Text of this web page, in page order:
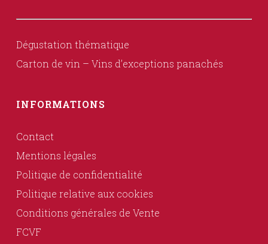
Dégustation thématique
Carton de vin – Vins d’exceptions panachés
INFORMATIONS
Contact
Mentions légales
Politique de confidentialité
Politique relative aux cookies
Conditions générales de Vente
FCVF